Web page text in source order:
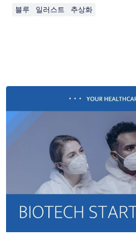
블루 일러스트 추상화